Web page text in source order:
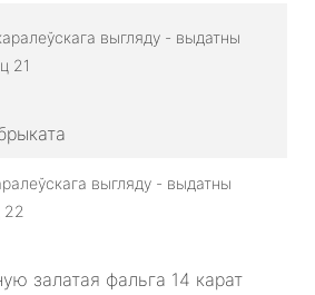
залатая фальга 14 карат